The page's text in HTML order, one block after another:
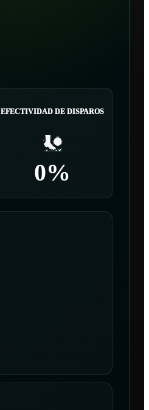
EFECTIVIDAD DE DISPAROS
0%